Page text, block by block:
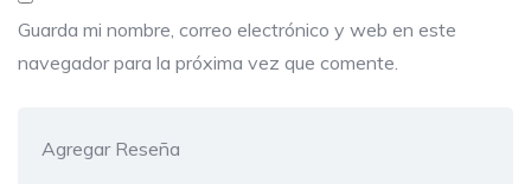
Guarda mi nombre, correo electrónico y web en este
navegador para la próxima vez que comente.